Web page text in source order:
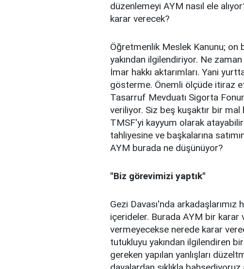
düzenlemeyi AYM nasıl ele
karar verecek?
Öğretmenlik Meslek Kanunu; on
yakından ilgilendiriyor. Ne
İmar hakkı aktarımları. Yani
gösterme. Önemli ölçüde itiraz
Tasarruf Mevduatı Sigorta
veriliyor. Siz beş kuşaktır bir
TMSF'yi kayyum olarak
tahliyesine ve başkalarına
AYM burada ne düşünüyor?
"Biz görevimizi yaptık"
Gezi Davası'nda
içerideler. Burada AYM bir karar
vermeyecekse nerede karar
tutukluyu yakından ilgilendiren
gereken yapılan yanlışları